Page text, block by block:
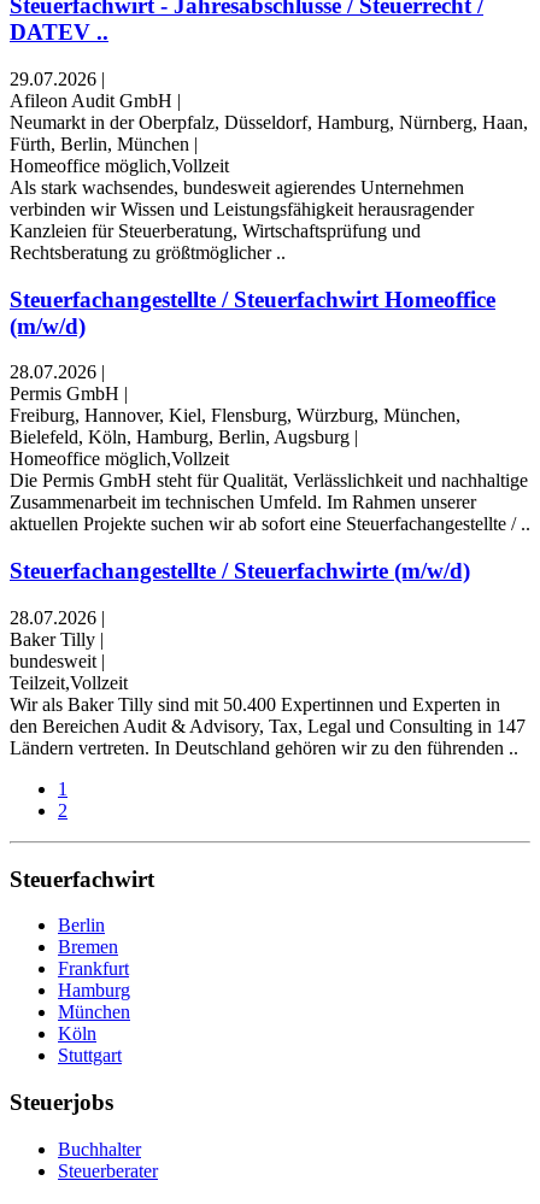
Steuerfachwirt - Jahresabschlüsse / Steuerrecht /
DATEV ..
29.07.2026 |
Afileon Audit GmbH |
Neumarkt in der Oberpfalz, Düsseldorf, Hamburg, Nürnberg, Haan,
Fürth, Berlin, München |
Homeoffice möglich,Vollzeit
Als stark wachsendes, bundesweit agierendes Unternehmen
verbinden wir Wissen und Leistungsfähigkeit herausragender
Kanzleien für Steuerberatung, Wirtschaftsprüfung und
Rechtsberatung zu größtmöglicher ..
Steuerfachangestellte / Steuerfachwirt Homeoffice
(m/w/d)
28.07.2026 |
Permis GmbH |
Freiburg, Hannover, Kiel, Flensburg, Würzburg, München,
Bielefeld, Köln, Hamburg, Berlin, Augsburg |
Homeoffice möglich,Vollzeit
Die Permis GmbH steht für Qualität, Verlässlichkeit und nachhaltige
Zusammenarbeit im technischen Umfeld. Im Rahmen unserer
aktuellen Projekte suchen wir ab sofort eine Steuerfachangestellte / ..
Steuerfachangestellte / Steuerfachwirte (m/w/d)
28.07.2026 |
Baker Tilly |
bundesweit |
Teilzeit,Vollzeit
Wir als Baker Tilly sind mit 50.400 Expertinnen und Experten in
den Bereichen Audit & Advisory, Tax, Legal und Consulting in 147
Ländern vertreten. In Deutschland gehören wir zu den führenden ..
1
2
Steuerfachwirt
Berlin
Bremen
Frankfurt
Hamburg
München
Köln
Stuttgart
Steuerjobs
Buchhalter
Steuerberater